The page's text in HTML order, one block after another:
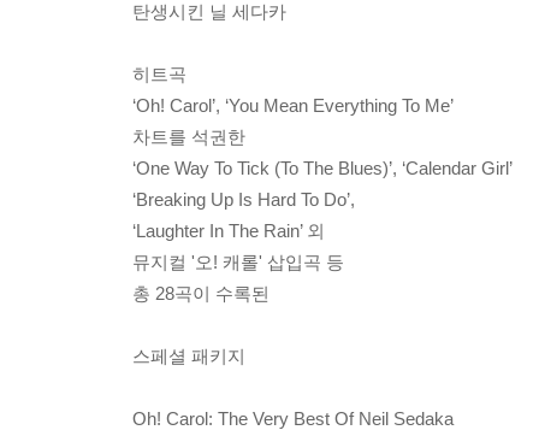
탄생시킨 닐 세다카
히트곡
‘Oh! Carol’, ‘You Mean Everything To Me’
차트를 석권한
‘One Way To Tick (To The Blues)’, ‘Calendar Girl’
‘Breaking Up Is Hard To Do’,
‘Laughter In The Rain’ 외
뮤지컬 '오! 캐롤' 삽입곡 등
총 28곡이 수록된
스페셜 패키지
Oh! Carol: The Very Best Of Neil Sedaka